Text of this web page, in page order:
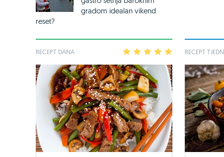
gradom idealan vikend
reset?
RECEPT DANA 2 3 4 RECEPT